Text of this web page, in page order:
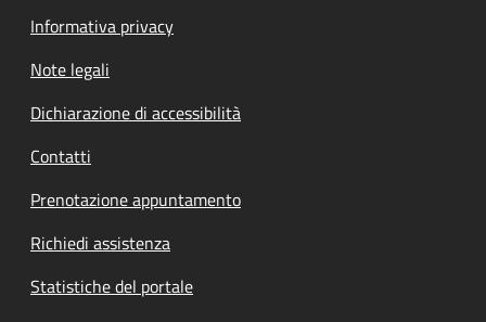
Informativa privacy
Note legali
Dichiarazione di accessibilità
Contatti
Prenotazione appuntamento
Richiedi assistenza
Statistiche del portale